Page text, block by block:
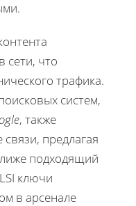
сети, что
трафика.
систем,
, также
предлагая
подходящий
ключи
в арсенале